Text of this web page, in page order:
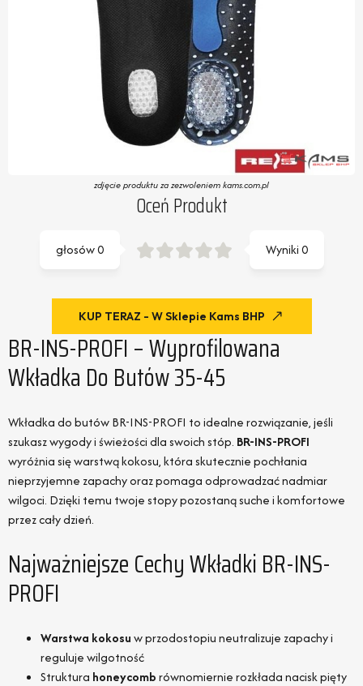
zdjęcie produktu za zezwoleniem kams.com.pl
Oceń Produkt
Wyniki0
głosów0
KUP TERAZ - W Sklepie Kams BHP
BR-INS-PROFI – Wyprofilowana
Wkładka Do Butów 35-45
Wkładka do butów BR-INS-PROFI to idealne rozwiązanie, jeśli
szukasz wygody i świeżości dla swoich stóp. BR-INS-PROFI
wyróżnia się warstwą kokosu, która skutecznie pochłania
nieprzyjemne zapachy oraz pomaga odprowadzać nadmiar
wilgoci. Dzięki temu twoje stopy pozostaną suche i komfortowe
przez cały dzień.
Najważniejsze Cechy Wkładki BR-INS-
PROFI
Warstwa kokosuw przodostopiu neutralizuje zapachy i
reguluje wilgotność
Struktura honeycombrównomiernie rozkłada nacisk pięty